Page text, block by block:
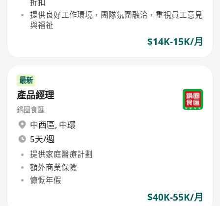
提供良好工作環境，團隊氛圍融洽，重視員工意見
與福祉
$14K-15K/月
最新
產品經理
鍋圈食匯
中西區, 中環
5天/週
提供家庭醫療計劃
額外商業保險
慷慨年假
$40K-55K/月